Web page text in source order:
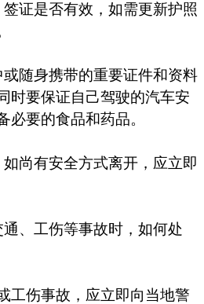
签证是否有效，如需更新护照
或随身携带的重要证件和资料
时要保证自己驾驶的汽车安
必要的食品和药品。
如尚有安全方式离开，应立即
、工伤等事故时，如何处
工伤事故，应立即向当地警